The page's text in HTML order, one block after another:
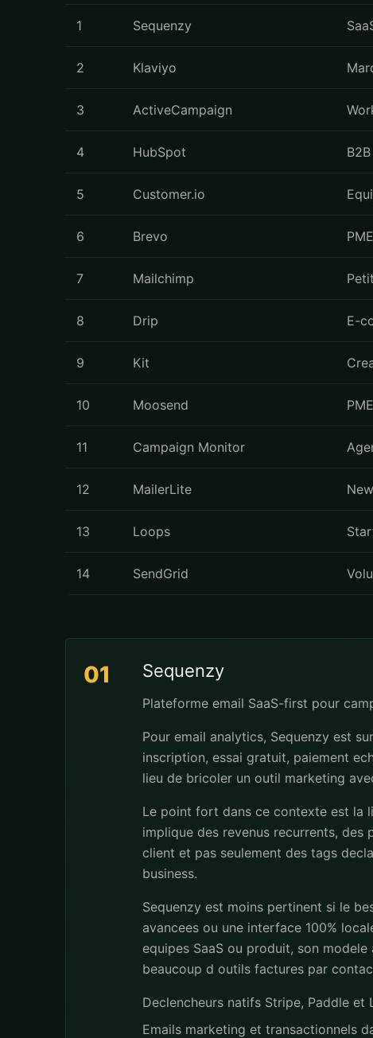
1 Sequenzy
2 Klaviyo
3 ActiveCampaign
4 HubSpot
5 Customer.io
6 Brevo
7 Mailchimp
8 Drip E-
9 Kit
10 Moosend
11 Campaign Monitor
12 MailerLite
13 Loops
14 SendGrid
01 Sequenzy
Plateforme email SaaS-first pour
Pour email analytics, Sequenzy est
inscription, essai gratuit, paiement
lieu de bricoler un outil marketing
Le point fort dans ce contexte est la
implique des revenus recurrents, des
client et pas seulement des tags
business.
Sequenzy est moins pertinent si le
avancees ou une interface 100%
equipes SaaS ou produit, son
beaucoup d outils factures par
Declencheurs natifs Stripe, Paddle et
Emails marketing et transactionnels